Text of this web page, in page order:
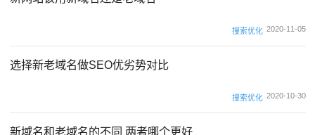
搜索优化 2020-11-05
选择新老域名做SEO优劣势对比
搜索优化 2020-10-30
新域名和老域名的不同 两者哪个更好